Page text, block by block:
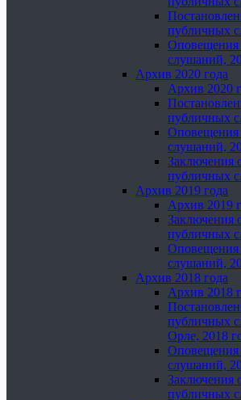
публичных
Оповещения
слушаний,
Архив 2020 года
Архив 2020
публичных
Оповещения
слушаний,
Заключения
публичных
Архив 2019 года
Архив 2019
Заключения
публичных
Оповещения
слушаний,
Архив 2018 года
Архив 2018
публичных
Орле, 2018
Оповещения
слушаний,
Заключения
публичных